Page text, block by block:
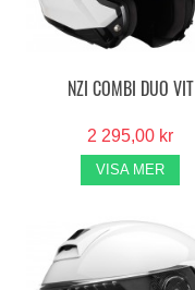
NZI COMBI DUO VIT
2 295,00 kr
VISA MER